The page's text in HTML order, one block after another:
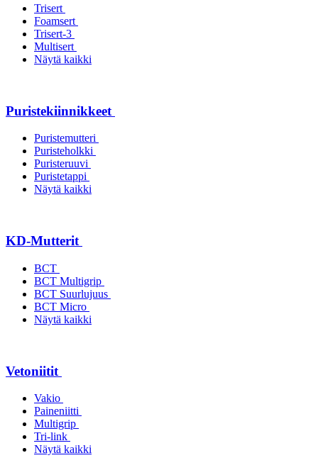
Trisert
Foamsert
Trisert-3
Multisert
Näytä kaikki
Puristekiinnikkeet
Puristemutteri
Puristeholkki
Puristeruuvi
Puristetappi
Näytä kaikki
KD-Mutterit
BCT
BCT Multigrip
BCT Suurlujuus
BCT Micro
Näytä kaikki
Vetoniitit
Vakio
Paineniitti
Multigrip
Tri-link
Näytä kaikki